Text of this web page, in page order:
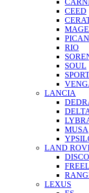
CEED
RIO
SOUL
LANCIA
MUSA
LAND
LEXUS